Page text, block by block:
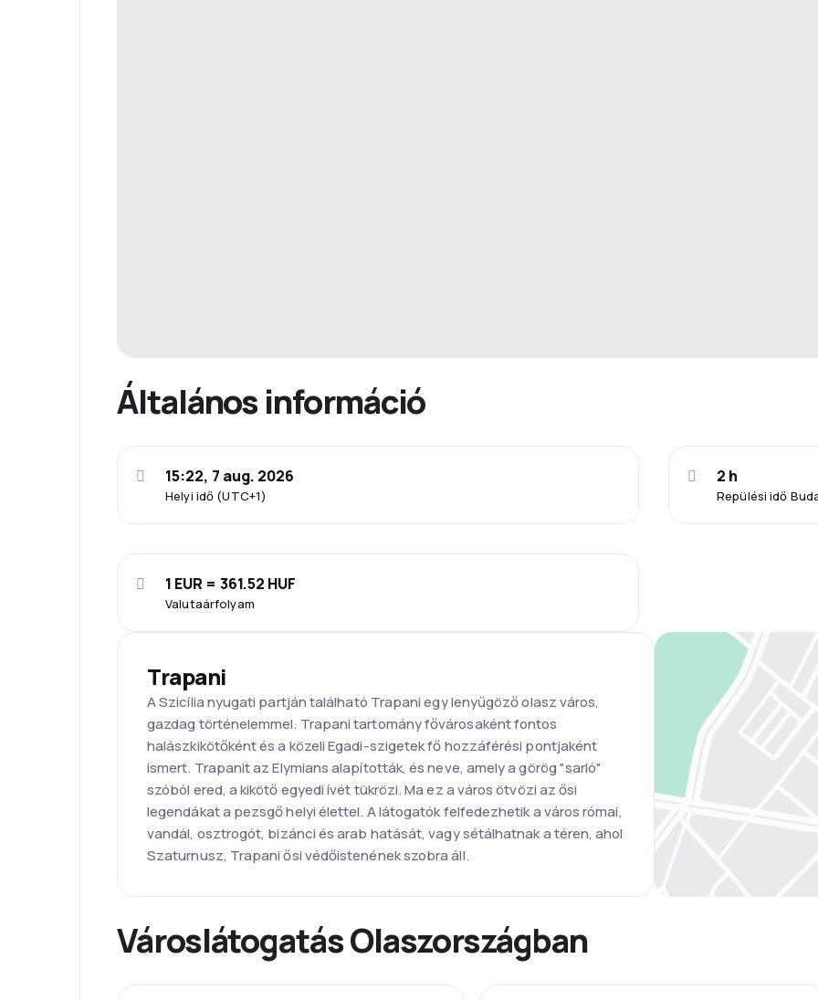
Általános információ
Helyi idő (UTC+1)
15:22, 7 aug. 2026
Repülési idő
2 h
Valutaárfolyam
1 EUR = 361.52 HUF
Trapani
A Szicília nyugati partján található Trapani egy lenyűgöző olasz város,
gazdag történelemmel. Trapani tartomány fővárosaként fontos
halászkikötőként és a közeli Egadi-szigetek fő hozzáférési pontjaként
ismert. Trapanit az Elymians alapították, és neve, amely a görög "sarló"
szóból ered, a kikötő egyedi ívét tükrözi. Ma ez a város ötvözi az ősi
legendákat a pezsgő helyi élettel. A látogatók felfedezhetik a város római,
vandál, osztrogót, bizánci és arab hatását, vagy sétálhatnak a téren, ahol
Szaturnusz, Trapani ősi védőistenének szobra áll.
Városlátogatás Olaszországban